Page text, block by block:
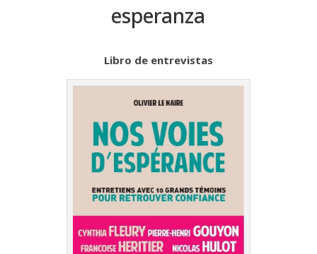
esperanza
Libro de entrevistas